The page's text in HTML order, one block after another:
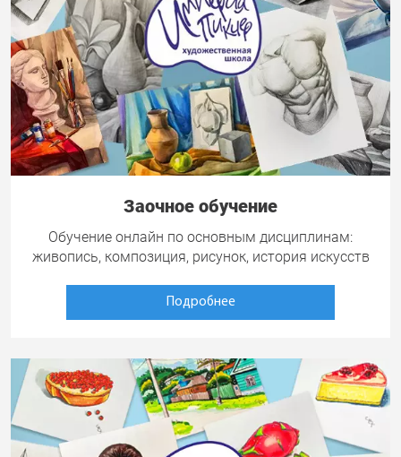
Заочное обучение
Обучение онлайн по основным дисциплинам:
живопись, композиция, рисунок, история искусств
Подробнее